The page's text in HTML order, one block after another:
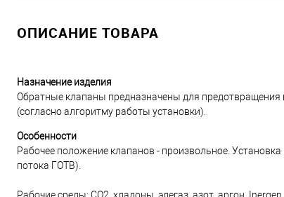
ОПИСАНИЕ ТОВАРА
Назначение изделия
Обратные клапаны предназначены для предотвращения
(согласно алгоритму работы установки).
Особенности
Рабочее положение клапанов - произвольное.
потока ГОТВ).